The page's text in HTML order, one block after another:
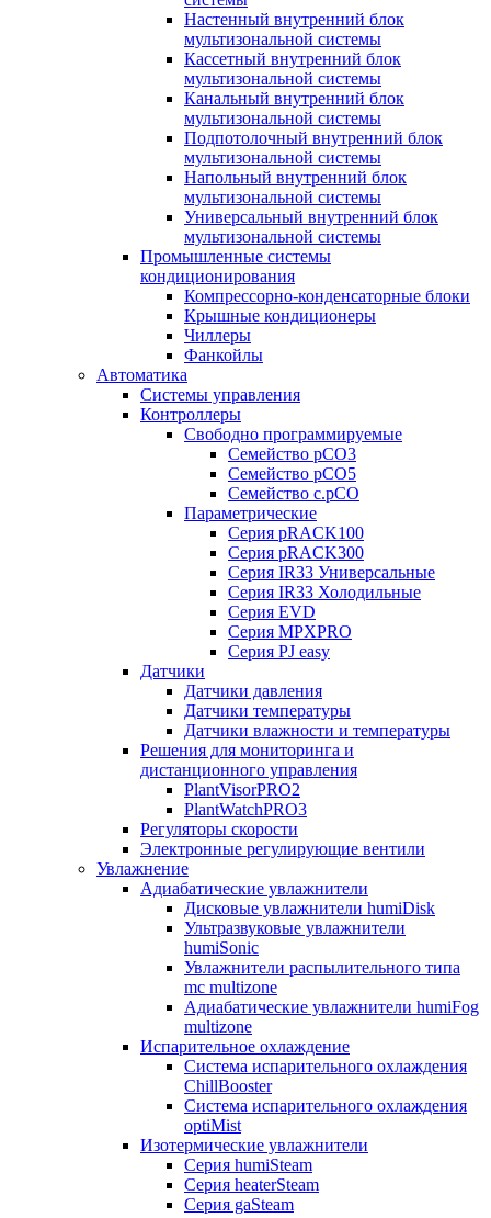
Настенный внутренний блок
мультизональной системы
Кассетный внутренний блок
мультизональной системы
Канальный внутренний блок
мультизональной системы
Подпотолочный внутренний блок
мультизональной системы
Напольный внутренний блок
мультизональной системы
Универсальный внутренний блок
мультизональной системы
Промышленные системы
кондиционирования
Компрессорно-конденсаторные блоки
Крышные кондиционеры
Чиллеры
Фанкойлы
Автоматика
Системы управления
Контроллеры
Свободно программируемые
Семейство pCO3
Семейство pCO5
Семейство c.pCO
Параметрические
Серия pRACK100
Серия pRACK300
Серия IR33 Универсальные
Серия IR33 Холодильные
Серия EVD
Серия MPXPRO
Серия PJ easy
Датчики
Датчики давления
Датчики температуры
Датчики влажности и температуры
Решения для мониторинга и
дистанционного управления
PlantVisorPRO2
PlantWatchPRO3
Регуляторы скорости
Электронные регулирующие вентили
Увлажнение
Адиабатические увлажнители
Дисковые увлажнители humiDisk
Ультразвуковые увлажнители
humiSonic
Увлажнители распылительного типа
mc multizone
Адиабатические увлажнители humiFog
multizone
Испарительное охлаждение
Система испарительного охлаждения
ChillBooster
Система испарительного охлаждения
optiMist
Изотермические увлажнители
Серия humiSteam
Серия heaterSteam
Серия gaSteam